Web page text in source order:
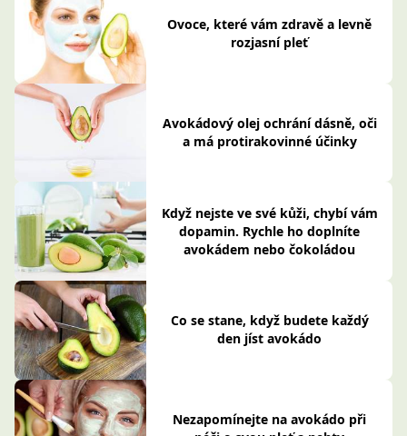
Ovoce, které vám zdravě a levně
rozjasní pleť
Avokádový olej ochrání dásně, oči
a má protirakovinné účinky
Když nejste ve své kůži, chybí vám
dopamin. Rychle ho doplníte
avokádem nebo čokoládou
Co se stane, když budete každý
den jíst avokádo
Nezapomínejte na avokádo při